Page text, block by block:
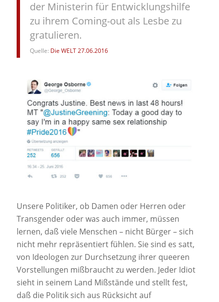
der Ministerin für Entwicklungshilfe
zu ihrem Coming-out als Lesbe zu
gratulieren.
Quelle: Die WELT 27.06.2016
Unsere Politiker, ob Damen oder Herren oder
Transgender oder was auch immer, müssen
lernen, daß viele Menschen – nicht Bürger – sich
nicht mehr repräsentiert fühlen. Sie sind es satt,
von Ideologen zur Durchsetzung ihrer queeren
Vorstellungen mißbraucht zu werden. Jeder Idiot
sieht in seinem Land Mißstände und stellt fest,
daß die Politik sich aus Rücksicht auf